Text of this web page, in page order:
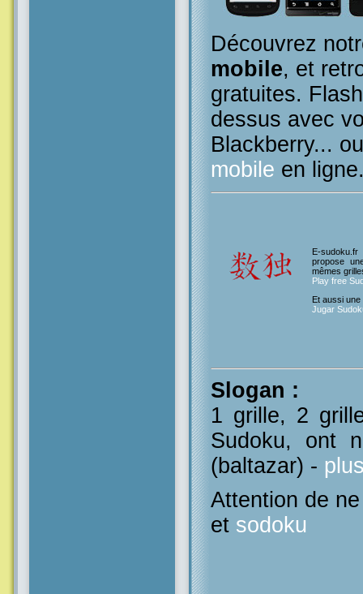
Découvrez
mobile, et
gratuites.
dessus avec
Blackberry...
mobile en
E-
propose
mêmes
Play free
Et aussi
Jugar
Slogan :
1 grille, 2
Sudoku, ont
(baltazar) -
Attention de
et sodoku